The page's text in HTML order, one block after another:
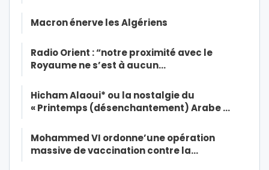
Macron énerve les Algériens
Radio Orient : “notre proximité avec le
Royaume ne s’est à aucun…
Hicham Alaoui* ou la nostalgie du
« Printemps (désenchantement) Arabe …
Mohammed VI ordonne’une opération
massive de vaccination contre la…